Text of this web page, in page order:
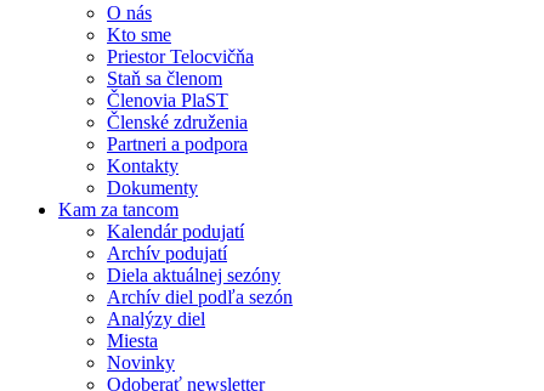
O nás
Kto sme
Priestor Telocvičňa
Staň sa členom
Členovia PlaST
Členské združenia
Partneri a podpora
Kontakty
Dokumenty
Kam za tancom
Kalendár podujatí
Archív podujatí
Diela aktuálnej sezóny
Archív diel podľa sezón
Analýzy diel
Miesta
Novinky
Odoberať newsletter